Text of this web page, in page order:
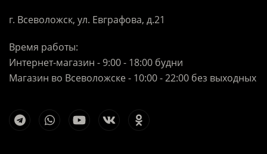
г. Всеволожск, ул. Евграфова, д.21
Время работы:
Интернет-магазин - 9:00 - 18:00 будни
Магазин во Всеволожске - 10:00 - 22:00 без выходных